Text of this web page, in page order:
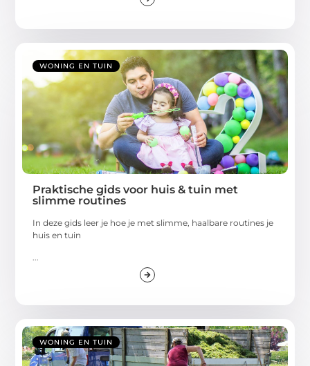
WONING EN TUIN
Praktische gids voor huis & tuin met
slimme routines
In deze gids leer je hoe je met slimme, haalbare routines je
huis en tuin
...
WONING EN TUIN